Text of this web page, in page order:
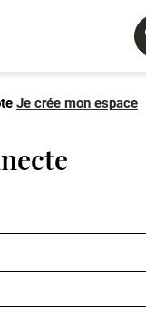
Je crée mon espace